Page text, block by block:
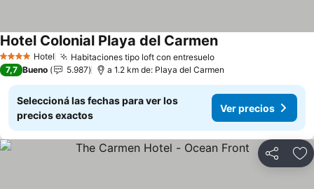
4 EstrellasHotel Habitaciones tipo loft con entresuelo
Hotel Colonial Playa del Carmen
7,7 Bueno 5.987 a 1.2 km de: Playa del Carmen
Seleccioná las fechas para ver los
precios exactos
Ver precios
Compartir